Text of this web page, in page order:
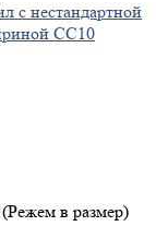
с нестандартной
СС10
в размер)